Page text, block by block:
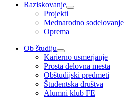
Raziskovanje
Projekti
Mednarodno sodelovanje
Oprema
Ob študiju
Karierno usmerjanje
Prosta delovna mesta
Obštudijski predmeti
Študentska društva
Alumni klub FE